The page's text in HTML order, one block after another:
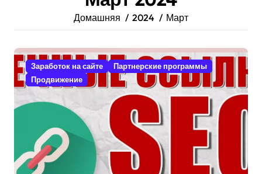
Домашняя 2024 Март
Заработок на сайте
Партнерские программы
Продвижение